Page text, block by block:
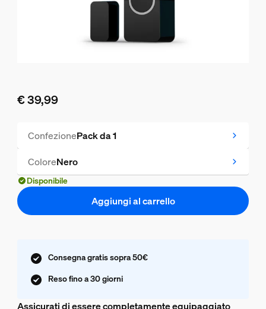
€ 39,99
ConfezionePack da 1
ColoreNero
Disponibile
Aggiungi al carrello
Consegna gratis sopra 50€
Reso fino a 30 giorni
Assicurati di essere completamente equipaggiato